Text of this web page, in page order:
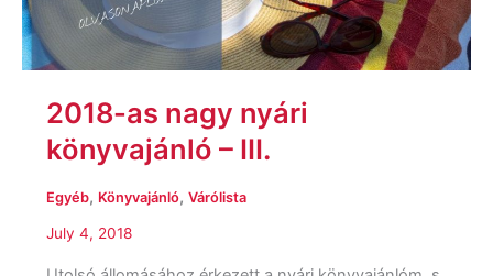
2018-as nagy nyári
könyvajánló – III.
Egyéb, Könyvajánló, Várólista
July 4, 2018